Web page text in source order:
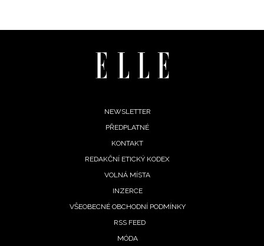
NEWSLETTER
PŘEDPLATNÉ
KONTAKT
REDAKČNÍ ETICKÝ KODEX
VOLNÁ MÍSTA
INZERCE
VŠEOBECNÉ OBCHODNÍ PODMÍNKY
RSS FEED
MÓDA